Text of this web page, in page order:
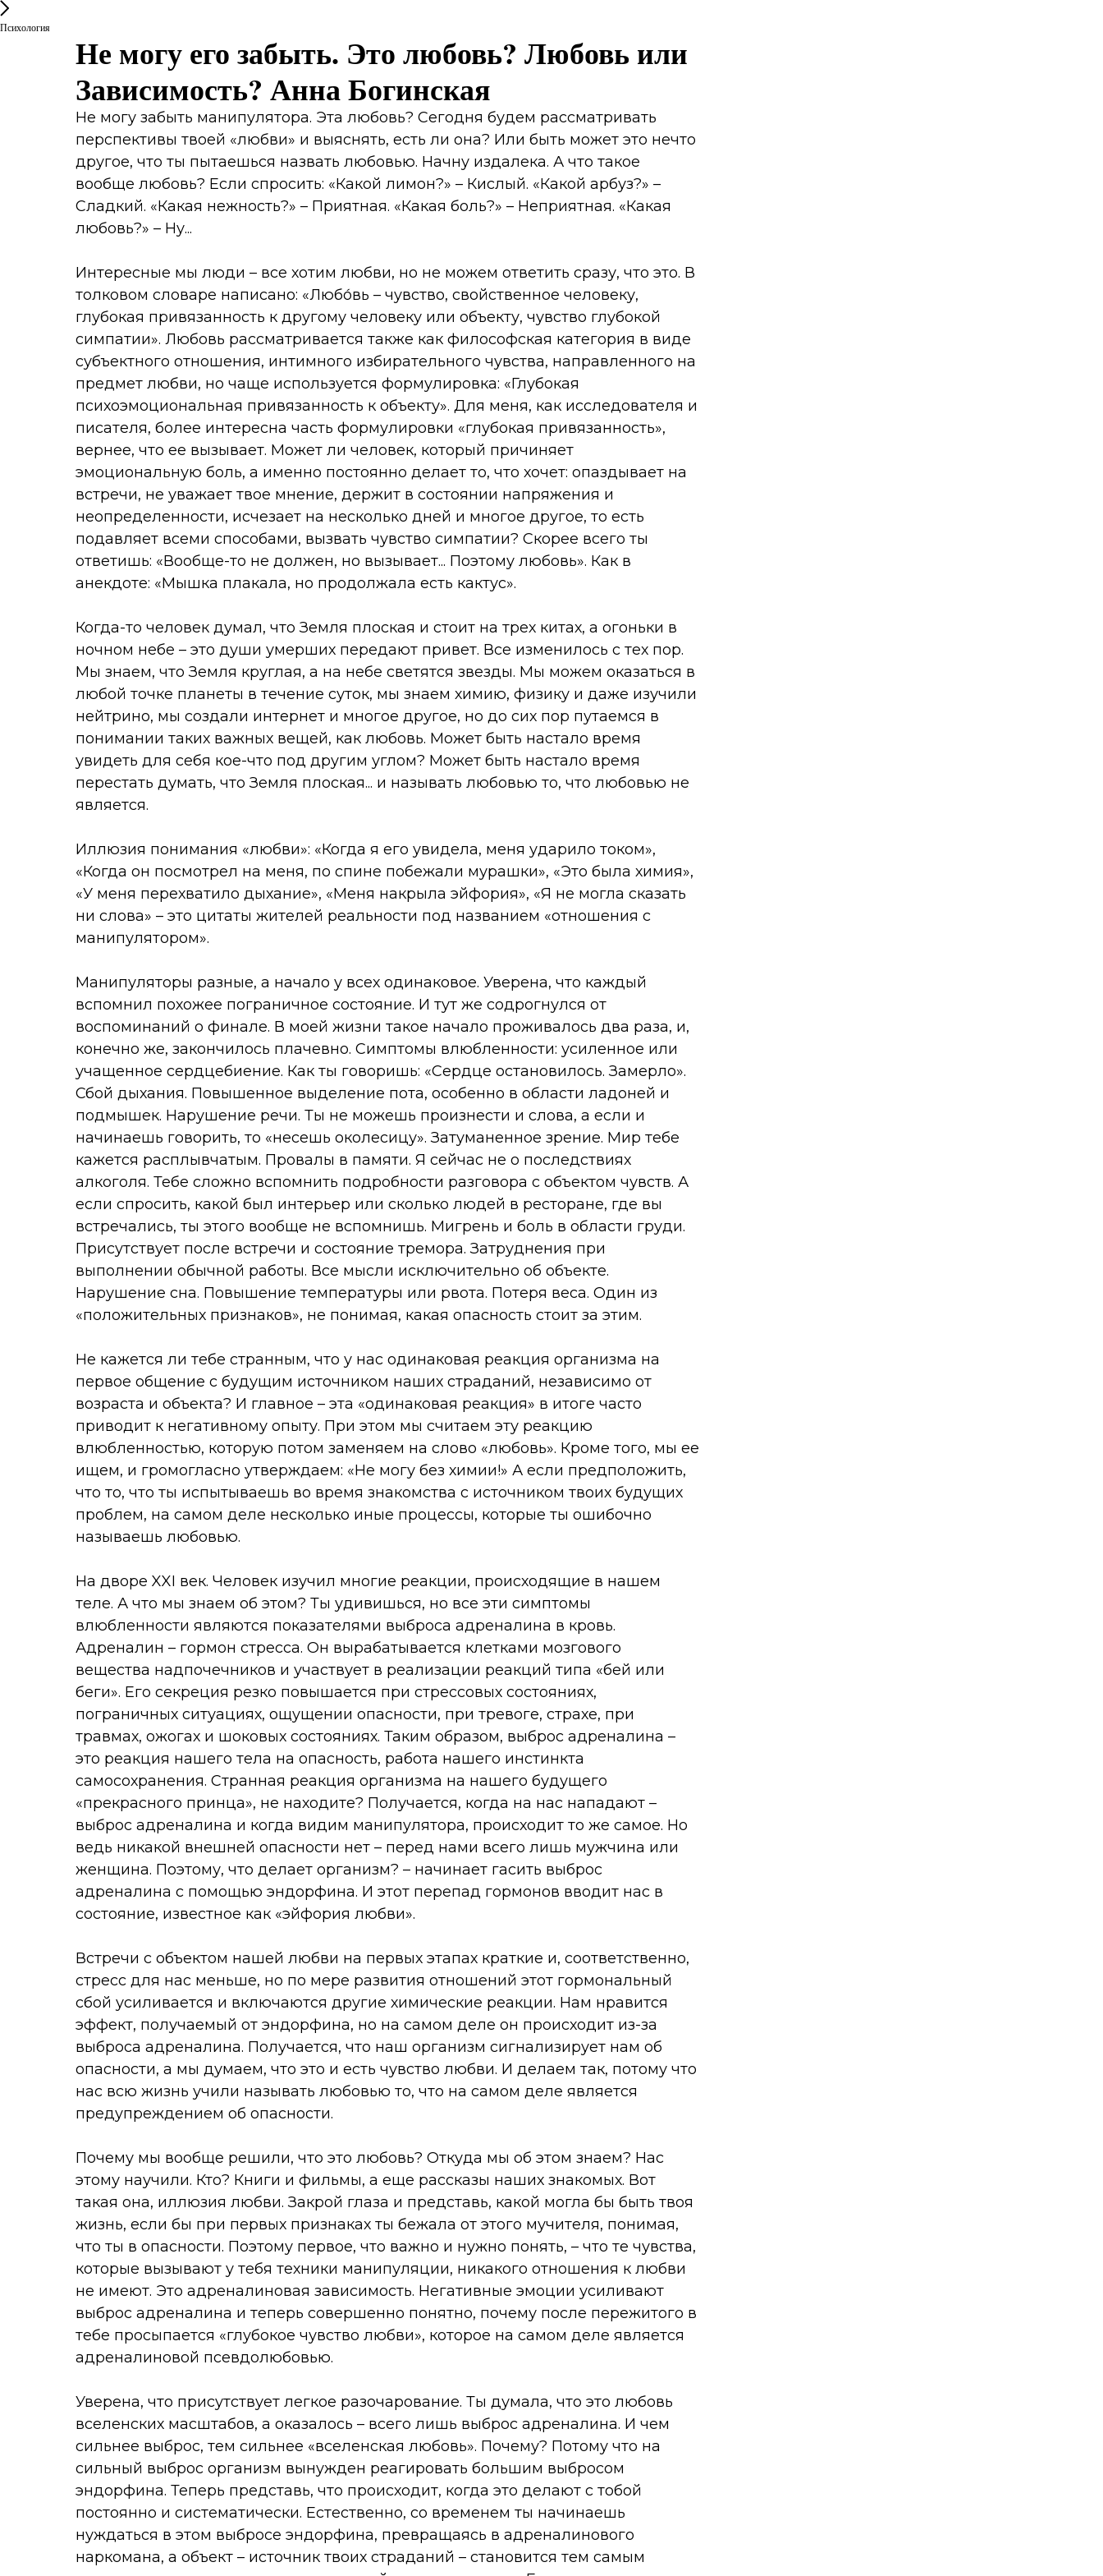
Психология
Не могу его забыть. Это любовь? Любовь или
Зависимость? Анна Богинская
Не могу забыть манипулятора. Эта любовь? Сегодня будем рассматривать
перспективы твоей «любви» и выяснять, есть ли она? Или быть может это нечто
другое, что ты пытаешься назвать любовью. Начну издалека. А что такое
вообще любовь? Если спросить: «Какой лимон?» – Кислый. «Какой арбуз?» –
Сладкий. «Какая нежность?» – Приятная. «Какая боль?» – Неприятная. «Какая
любовь?» – Ну...
Интересные мы люди – все хотим любви, но не можем ответить сразу, что это. В
толковом словаре написано: «Любо́вь – чувство, свойственное человеку,
глубокая привязанность к другому человеку или объекту, чувство глубокой
симпатии». Любовь рассматривается также как философская категория в виде
субъектного отношения, интимного избирательного чувства, направленного на
предмет любви, но чаще используется формулировка: «Глубокая
психоэмоциональная привязанность к объекту». Для меня, как исследователя и
писателя, более интересна часть формулировки «глубокая привязанность»,
вернее, что ее вызывает. Может ли человек, который причиняет
эмоциональную боль, а именно постоянно делает то, что хочет: опаздывает на
встречи, не уважает твое мнение, держит в состоянии напряжения и
неопределенности, исчезает на несколько дней и многое другое, то есть
подавляет всеми способами, вызвать чувство симпатии? Скорее всего ты
ответишь: «Вообще-то не должен, но вызывает... Поэтому любовь». Как в
анекдоте: «Мышка плакала, но продолжала есть кактус».
Когда-то человек думал, что Земля плоская и стоит на трех китах, а огоньки в
ночном небе – это души умерших передают привет. Все изменилось с тех пор.
Мы знаем, что Земля круглая, а на небе светятся звезды. Мы можем оказаться в
любой точке планеты в течение суток, мы знаем химию, физику и даже изучили
нейтрино, мы создали интернет и многое другое, но до сих пор путаемся в
понимании таких важных вещей, как любовь. Может быть настало время
увидеть для себя кое-что под другим углом? Может быть настало время
перестать думать, что Земля плоская... и называть любовью то, что любовью не
является.
Иллюзия понимания «любви»: «Когда я его увидела, меня ударило током»,
«Когда он посмотрел на меня, по спине побежали мурашки», «Это была химия»,
«У меня перехватило дыхание», «Меня накрыла эйфория», «Я не могла сказать
ни слова» – это цитаты жителей реальности под названием «отношения с
манипулятором».
Манипуляторы разные, а начало у всех одинаковое. Уверена, что каждый
вспомнил похожее пограничное состояние. И тут же содрогнулся от
воспоминаний о финале. В моей жизни такое начало проживалось два раза, и,
конечно же, закончилось плачевно. Симптомы влюбленности: усиленное или
учащенное сердцебиение. Как ты говоришь: «Сердце остановилось. Замерло».
Сбой дыхания. Повышенное выделение пота, особенно в области ладоней и
подмышек. Нарушение речи. Ты не можешь произнести и слова, а если и
начинаешь говорить, то «несешь околесицу». Затуманенное зрение. Мир тебе
кажется расплывчатым. Провалы в памяти. Я сейчас не о последствиях
алкоголя. Тебе сложно вспомнить подробности разговора с объектом чувств. А
если спросить, какой был интерьер или сколько людей в ресторане, где вы
встречались, ты этого вообще не вспомнишь. Мигрень и боль в области груди.
Присутствует после встречи и состояние тремора. Затруднения при
выполнении обычной работы. Все мысли исключительно об объекте.
Нарушение сна. Повышение температуры или рвота. Потеря веса. Один из
«положительных признаков», не понимая, какая опасность стоит за этим.
Не кажется ли тебе странным, что у нас одинаковая реакция организма на
первое общение с будущим источником наших страданий, независимо от
возраста и объекта? И главное – эта «одинаковая реакция» в итоге часто
приводит к негативному опыту. При этом мы считаем эту реакцию
влюбленностью, которую потом заменяем на слово «любовь». Кроме того, мы ее
ищем, и громогласно утверждаем: «Не могу без химии!» А если предположить,
что то, что ты испытываешь во время знакомства с источником твоих будущих
проблем, на самом деле несколько иные процессы, которые ты ошибочно
называешь любовью.
На дворе XXI век. Человек изучил многие реакции, происходящие в нашем
теле. А что мы знаем об этом? Ты удивишься, но все эти симптомы
влюбленности являются показателями выброса адреналина в кровь.
Адреналин – гормон стресса. Он вырабатывается клетками мозгового
вещества надпочечников и участвует в реализации реакций типа «бей или
беги». Его секреция резко повышается при стрессовых состояниях,
пограничных ситуациях, ощущении опасности, при тревоге, страхе, при
травмах, ожогах и шоковых состояниях. Таким образом, выброс адреналина –
это реакция нашего тела на опасность, работа нашего инстинкта
самосохранения. Странная реакция организма на нашего будущего
«прекрасного принца», не находите? Получается, когда на нас нападают –
выброс адреналина и когда видим манипулятора, происходит то же самое. Но
ведь никакой внешней опасности нет – перед нами всего лишь мужчина или
женщина. Поэтому, что делает организм? – начинает гасить выброс
адреналина с помощью эндорфина. И этот перепад гормонов вводит нас в
состояние, известное как «эйфория любви».
Встречи с объектом нашей любви на первых этапах краткие и, соответственно,
стресс для нас меньше, но по мере развития отношений этот гормональный
сбой усиливается и включаются другие химические реакции. Нам нравится
эффект, получаемый от эндорфина, но на самом деле он происходит из-за
выброса адреналина. Получается, что наш организм сигнализирует нам об
опасности, а мы думаем, что это и есть чувство любви. И делаем так, потому что
нас всю жизнь учили называть любовью то, что на самом деле является
предупреждением об опасности.
Почему мы вообще решили, что это любовь? Откуда мы об этом знаем? Нас
этому научили. Кто? Книги и фильмы, а еще рассказы наших знакомых. Вот
такая она, иллюзия любви. Закрой глаза и представь, какой могла бы быть твоя
жизнь, если бы при первых признаках ты бежала от этого мучителя, понимая,
что ты в опасности. Поэтому первое, что важно и нужно понять, – что те чувства,
которые вызывают у тебя техники манипуляции, никакого отношения к любви
не имеют. Это адреналиновая зависимость. Негативные эмоции усиливают
выброс адреналина и теперь совершенно понятно, почему после пережитого в
тебе просыпается «глубокое чувство любви», которое на самом деле является
адреналиновой псевдолюбовью.
Уверена, что присутствует легкое разочарование. Ты думала, что это любовь
вселенских масштабов, а оказалось – всего лишь выброс адреналина. И чем
сильнее выброс, тем сильнее «вселенская любовь». Почему? Потому что на
сильный выброс организм вынужден реагировать большим выбросом
эндорфина. Теперь представь, что происходит, когда это делают с тобой
постоянно и систематически. Естественно, со временем ты начинаешь
нуждаться в этом выбросе эндорфина, превращаясь в адреналинового
наркомана, а объект – источник твоих страданий – становится тем самым